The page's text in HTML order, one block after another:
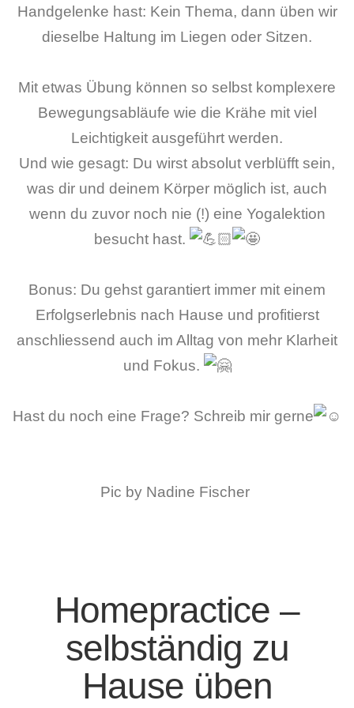
Handgelenke hast: Kein Thema, dann üben wir
dieselbe Haltung im Liegen oder Sitzen.
Mit etwas Übung können so selbst komplexere
Bewegungsabläufe wie die Krähe mit viel
Leichtigkeit ausgeführt werden.
Und wie gesagt: Du wirst absolut verblüfft sein,
was dir und deinem Körper möglich ist, auch
wenn du zuvor noch nie (!) eine Yogalektion
besucht hast.
Bonus: Du gehst garantiert immer mit einem
Erfolgserlebnis nach Hause und profitierst
anschliessend auch im Alltag von mehr Klarheit
und Fokus.
Hast du noch eine Frage? Schreib mir gerne
Pic by Nadine Fischer
Homepractice –
selbständig zu
Hause üben